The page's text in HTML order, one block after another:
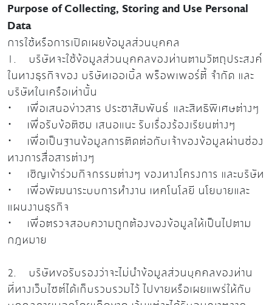
Purpose of Collecting, Storing and Use Personal
Data
การใช้หรือการเปิดเผยข้อมูลส่วนบุคคล
1. บริษัทจะใช้ข้อมูลส่วนบุคคลของท่านตามวัตถุประสงค์
ในทางธุรกิจของ บริษัทเออเบิ้ล พร็อพเพอร์ตี้ จำกัด และ
บริษัทในเครือเท่านั้น
· เพื่อเสนอข่าวสาร ประชาสัมพันธ์ และสิทธิพิเศษต่างๆ
· เพื่อรับข้อติชม เสนอแนะ รับเรื่องร้องเรียนต่างๆ
· เพื่อเป็นฐานข้อมูลการติดต่อกับเจ้าของข้อมูลผ่านช่อง
ทางการสื่อสารต่างๆ
· เชิญเข้าร่วมกิจกรรมต่างๆ ของทางโครงการ และบริษัท
· เพื่อพัฒนาระบบการทำงาน เทคโนโลยี นโยบายและ
แผนงานธุรกิจ
· เพื่อตรวจสอบความถูกต้องของข้อมูลให้เป็นไปตาม
กฎหมาย
2. บริษัทขอรับรองว่าจะไม่นำข้อมูลส่วนบุคคลของท่าน
ที่ทางเว็บไซต์ได้เก็บรวบรวมไว้ ไปขายหรือเผยแพร่ให้กับ